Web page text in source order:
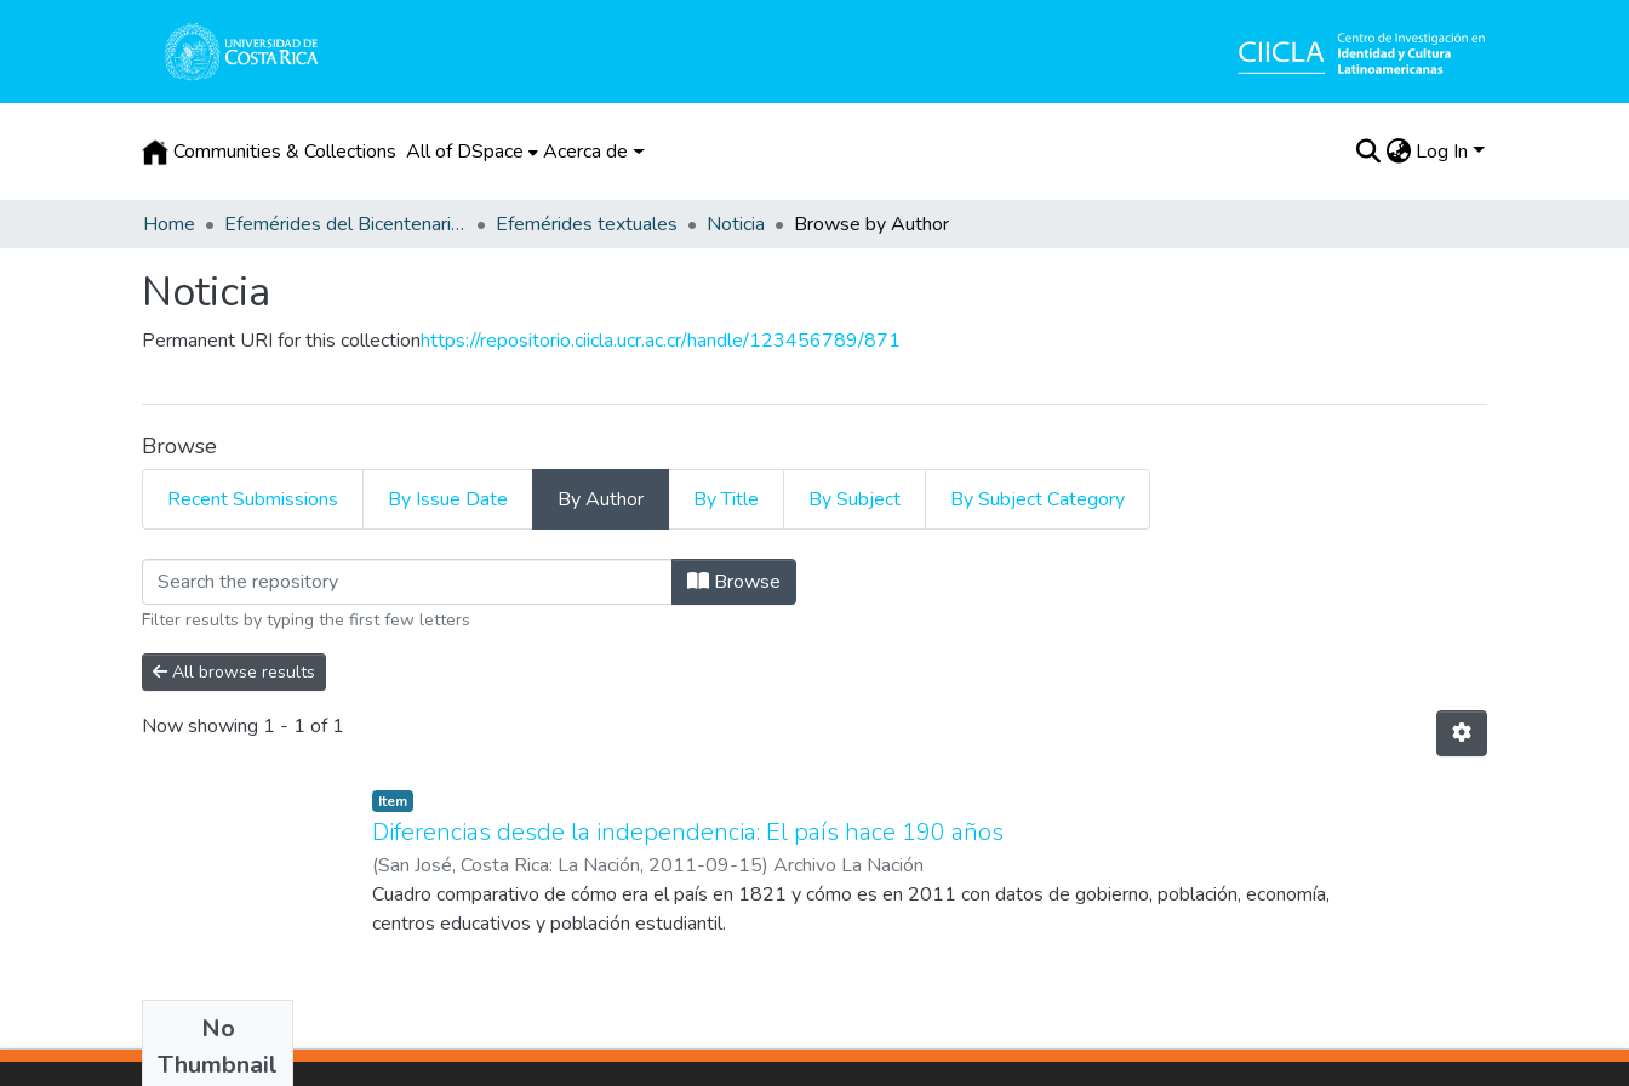
Communities & Collections All of DSpace Acerca de Log In
Home Efemérides del Bicentenario de la Independencia de Costa Rica Efemérides textuales Noticia Browse by Author
Noticia
Permanent URI for this collectionhttps://repositorio.ciicla.ucr.ac.cr/handle/123456789/871
Browse
Recent Submissions By Issue Date By Author By Title By Subject By Subject Category
Browsing Noticia by Author "Archivo La Nación"
Browse
Filter results by typing the first few letters
All browse results
Now showing 1 - 1 of 1
No
Thumbnail
Item
Diferencias desde la independencia: El país hace 190 años
(San José, Costa Rica: La Nación, 2011-09-15) Archivo La Nación
Cuadro comparativo de cómo era el país en 1821 y cómo es en 2011 con datos de gobierno, población, economía,
centros educativos y población estudiantil.